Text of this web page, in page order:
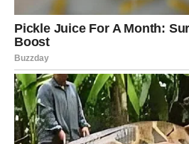
Istina je da ste umorni od
Jedna osoba vam je mnogo
priznati.
Ljubav vam vraća vjeru